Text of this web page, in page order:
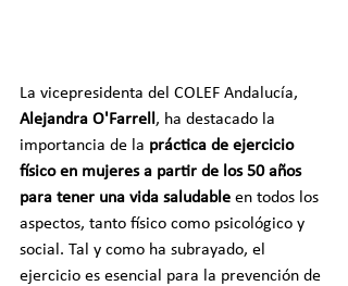
La vicepresidenta del COLEF Andalucía,
Alejandra O'Farrell, ha destacado la
importancia de la práctica de ejercicio
físico en mujeres a partir de los 50 años
para tener una vida saludable en todos los
aspectos, tanto físico como psicológico y
social. Tal y como ha subrayado, el
ejercicio es esencial para la prevención de